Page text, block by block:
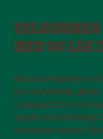
MED OG LEK
Barns bevegelse er
Det er selvtillit, glede,
Lekeland tror vi at
og leke seg til læring.
eventyret starter i